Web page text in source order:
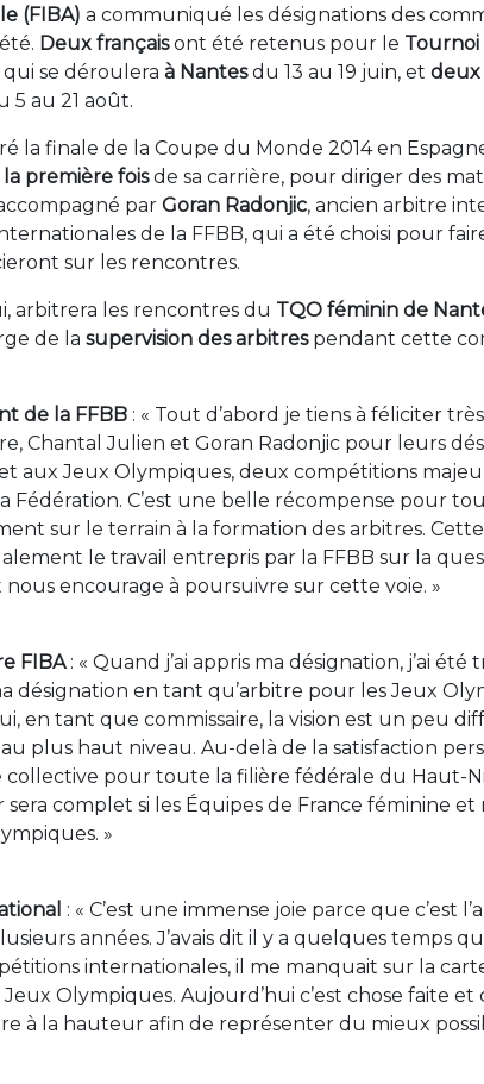
(FIBA) a communiqué les désignations des
Deux françaisont été retenus pour le
qui se déroulera à Nantesdu 13 au 19 juin, et deux
5 au 21 août.
la finale de la Coupe du Monde 2014 en
première foisde sa carrière, pour diriger des
par Goran Radonjic, ancien arbitre
de la FFBB, qui a été choisi pour
sur les rencontres.
arbitrera les rencontres du TQO féminin de
de la supervision des arbitrespendant cette
de la FFBB : « Tout d’abord je tiens à féliciter
Chantal Julien et Goran Radonjic pour leurs
aux Jeux Olympiques, deux compétitions
C’est une belle récompense pour
sur le terrain à la formation des arbitres. Cette
le travail entrepris par la FFBB sur la
encourage à poursuivre sur cette voie. »
FIBA: « Quand j’ai appris ma désignation, j’ai été
désignation en tant qu’arbitre pour les Jeux
en tant que commissaire, la vision est un peu
plus haut niveau. Au-delà de la satisfaction
collective pour toute la filière fédérale du Haut-
complet si les Équipes de France féminine et
»
: « C’est une immense joie parce que c’est
années. J’avais dit il y a quelques temps
internationales, il me manquait sur la
Olympiques. Aujourd’hui c’est chose faite et
à la hauteur afin de représenter du mieux